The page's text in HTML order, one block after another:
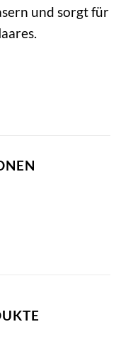
und sorgt für